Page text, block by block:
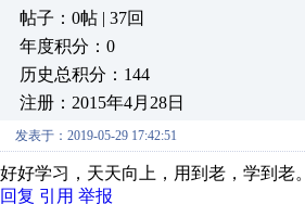
帖子：0帖 | 37回
年度积分：0
历史总积分：144
注册：2015年4月28日
发表于：2019-05-29 17:42:51
好好学习，天天向上，用到老，学到老。
回复 引用 举报